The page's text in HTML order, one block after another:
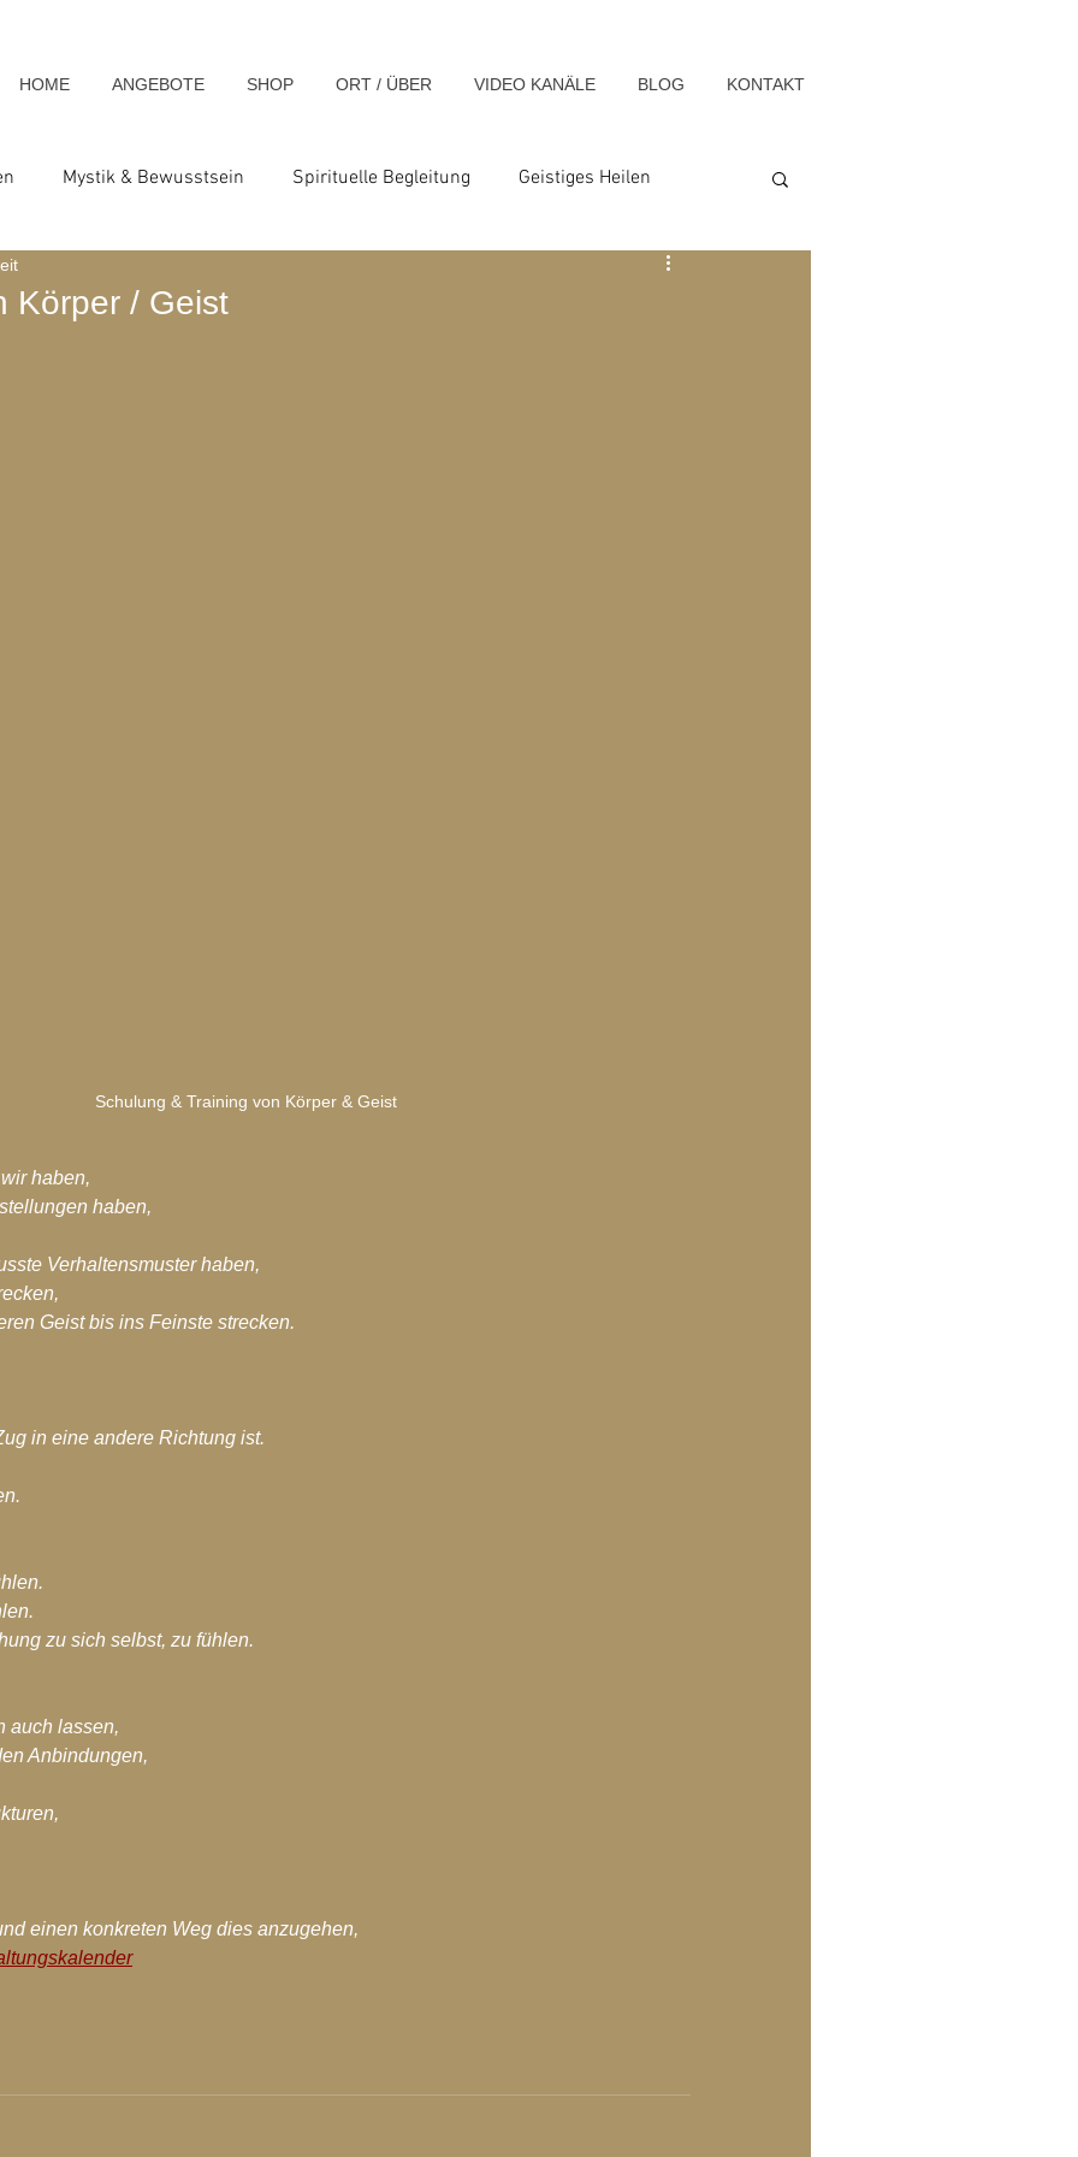
HOME ANGEBOTE SHOP ORT / ÜBER VIDEO KANÄLE BLOG KONTAKT
Mystik & Bewusstsein Spirituelle Begleitung Geistiges Heilen
& Homo Luminous
Körper / Geist
Schulung & Training von Körper & Geist
haben,
haben,
Verhaltensmuster haben,
Geist bis ins Feinste strecken.
in eine andere Richtung ist.
zu sich selbst, zu fühlen.
auch lassen,
Anbindungen,
einen konkreten Weg dies anzugehen,